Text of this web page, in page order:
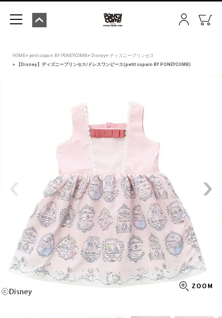
HOME petit copain BY PONEYCOMB Disney
ディズニープリンセス
【Disney】ディズニープリンセス/ドレスワンピース(petit copain BY PONEYCOMB)